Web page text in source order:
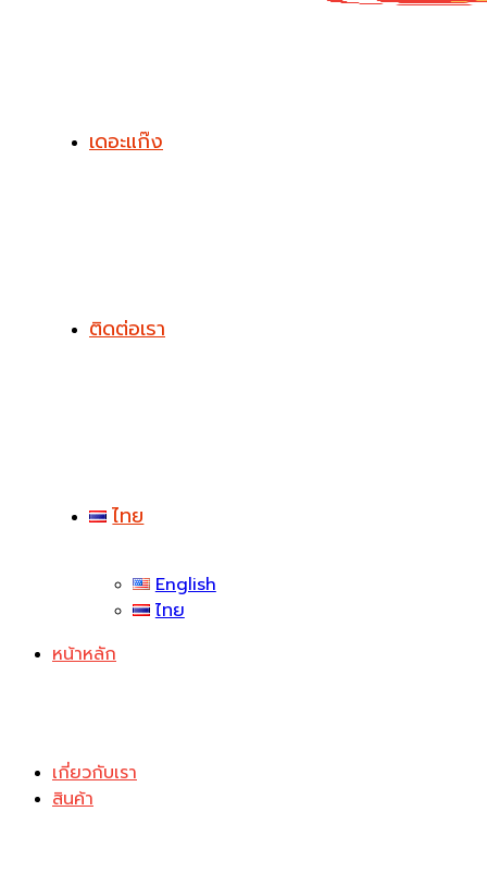
เดอะแก๊ง
ติดต่อเรา
ไทย
English
ไทย
หน้าหลัก
เกี่ยวกับเรา
สินค้า